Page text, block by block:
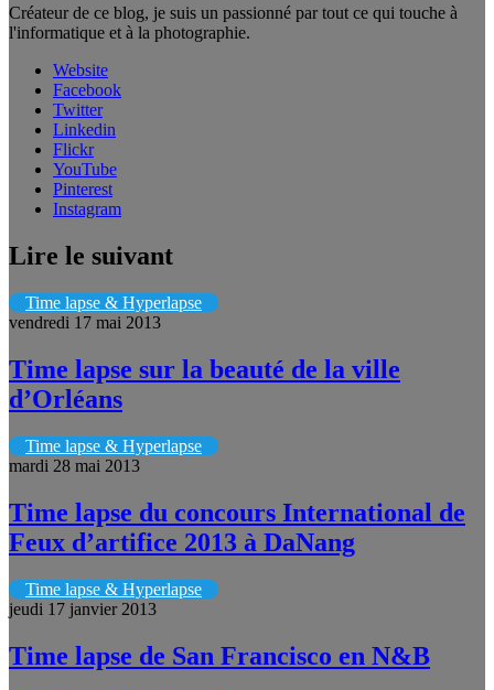
Créateur de ce blog, je suis un passionné par tout ce qui touche à
l'informatique et à la photographie.
Website
Facebook
Twitter
Linkedin
Flickr
YouTube
Pinterest
Instagram
Lire le suivant
Time lapse & Hyperlapse
vendredi 17 mai 2013
Time lapse sur la beauté de la ville
d’Orléans
Time lapse & Hyperlapse
mardi 28 mai 2013
Time lapse du concours International de
Feux d’artifice 2013 à DaNang
Time lapse & Hyperlapse
jeudi 17 janvier 2013
Time lapse de San Francisco en N&B